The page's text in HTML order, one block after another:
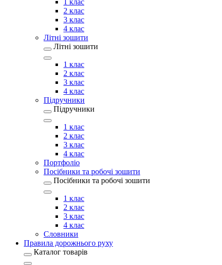
1 клас
2 клас
3 клас
4 клас
Літні зошити
Літні зошити
1 клас
2 клас
3 клас
4 клас
Підручники
Підручники
1 клас
2 клас
3 клас
4 клас
Портфоліо
Посібники та робочі зошити
Посібники та робочі зошити
1 клас
2 клас
3 клас
4 клас
Словники
Правила дорожнього руху
Каталог товарів